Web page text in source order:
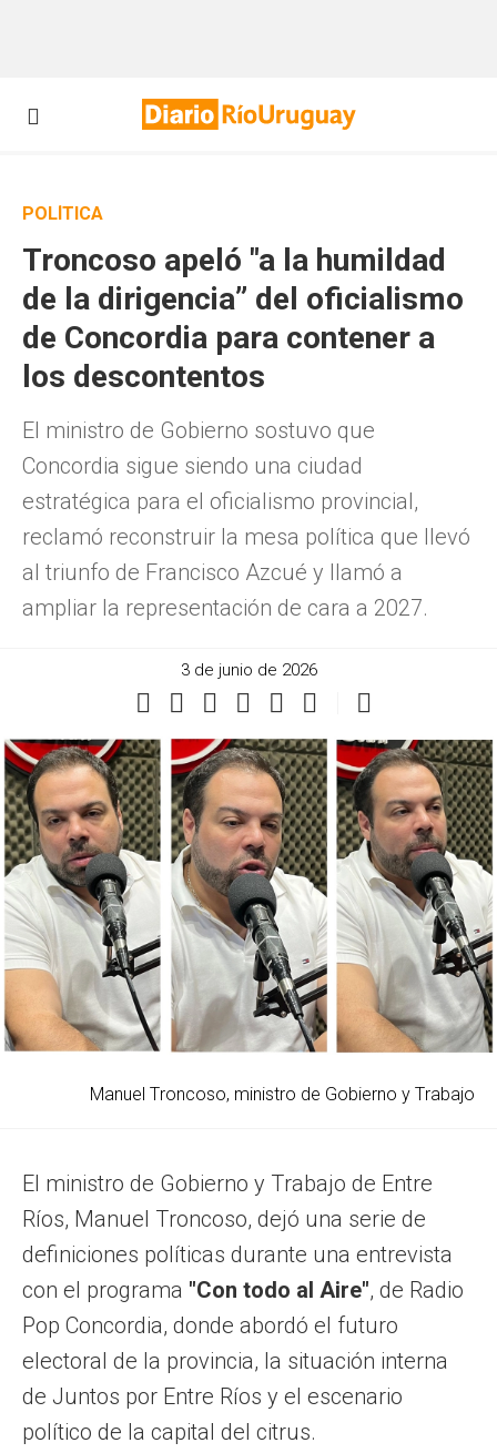
POLÍTICA
Troncoso apeló "a la humildad
de la dirigencia” del oficialismo
de Concordia para contener a
los descontentos
El ministro de Gobierno sostuvo que
Concordia sigue siendo una ciudad
estratégica para el oficialismo provincial,
reclamó reconstruir la mesa política que llevó
al triunfo de Francisco Azcué y llamó a
ampliar la representación de cara a 2027.
3 de junio de 2026
Manuel Troncoso, ministro de Gobierno y Trabajo
El ministro de Gobierno y Trabajo de Entre
Ríos, Manuel Troncoso, dejó una serie de
definiciones políticas durante una entrevista
con el programa "Con todo al Aire", de Radio
Pop Concordia, donde abordó el futuro
electoral de la provincia, la situación interna
de Juntos por Entre Ríos y el escenario
político de la capital del citrus.